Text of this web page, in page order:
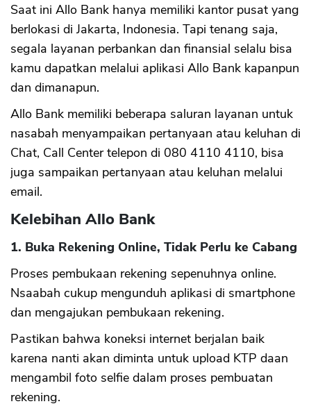
Saat ini Allo Bank hanya memiliki kantor pusat yang
berlokasi di Jakarta, Indonesia. Tapi tenang saja,
segala layanan perbankan dan finansial selalu bisa
kamu dapatkan melalui aplikasi Allo Bank kapanpun
dan dimanapun.
Allo Bank memiliki beberapa saluran layanan untuk
nasabah menyampaikan pertanyaan atau keluhan di
Chat, Call Center telepon di 080 4110 4110, bisa
juga sampaikan pertanyaan atau keluhan melalui
email.
Kelebihan Allo Bank
1. Buka Rekening Online, Tidak Perlu ke Cabang
Proses pembukaan rekening sepenuhnya online.
Nsaabah cukup mengunduh aplikasi di smartphone
dan mengajukan pembukaan rekening.
Pastikan bahwa koneksi internet berjalan baik
karena nanti akan diminta untuk upload KTP daan
mengambil foto selfie dalam proses pembuatan
rekening.